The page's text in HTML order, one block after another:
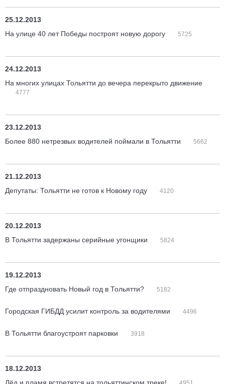
25.12.2013
На улице 40 лет Победы построят новую дорогу
5725
24.12.2013
На многих улицах Тольятти до вечера перекрыто движение
4777
23.12.2013
Более 880 нетрезвых водителей поймали в Тольятти
5662
21.12.2013
Депутаты: Тольятти не готов к Новому году
4120
20.12.2013
В Тольятти задержаны серийные угонщики
5824
19.12.2013
Где отпраздновать Новый год в Тольятти?
5182
Городская ГИБДД усилит контроль за водителями 4496
В Тольятти благоустроят парковки 3918
18.12.2013